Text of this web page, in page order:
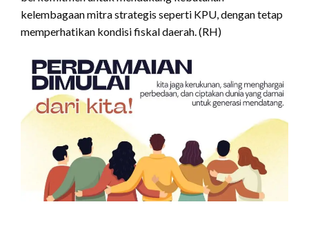
kelembagaan mitra strategis seperti KPU, dengan tetap
memperhatikan kondisi fiskal daerah. (RH)